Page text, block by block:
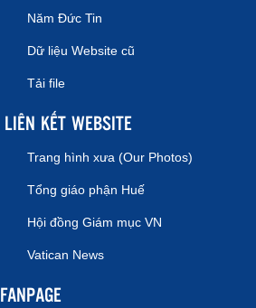
Năm Đức Tin
Dữ liệu Website cũ
Tải file
LIÊN KẾT WEBSITE
Trang hình xưa (Our Photos)
Tổng giáo phận Huế
Hội đồng Giám mục VN
Vatican News
FANPAGE